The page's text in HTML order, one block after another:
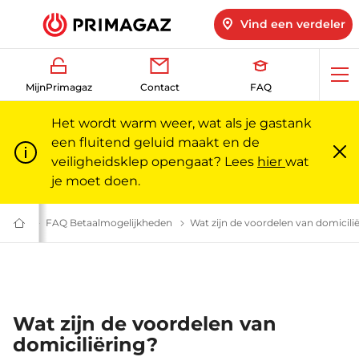
Vind een verdeler
MijnPrimagaz Contact FAQ
Het wordt warm weer, wat als je gastank
een fluitend geluid maakt en de
veiligheidsklep opengaat? Lees hier wat
je moet doen.
Gas
voor
vragen | Primagaz
Betalen: veelgestelde vragen | Primagaz
FAQ Betaalmogelijkheden Onze betaalmogelijkheden:
Wat zijn de voordelen van
Wat zijn de voordelen van
domiciliëring?